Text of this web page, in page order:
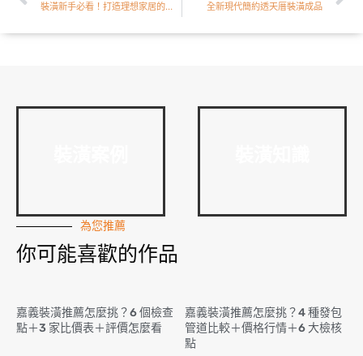
裝潢新手必看！打造理想家居的實用秘訣，點擊立即探索 全新現代簡約透天厝裝潢成品
為您推薦
你可能喜歡的作品
嘉義裝潢推薦怎麼挑？6 個檢查
點＋3 家比價表＋評價怎麼看
嘉義裝潢推薦怎麼挑？4 種發包
管道比較＋價格行情＋6 大檢核
點